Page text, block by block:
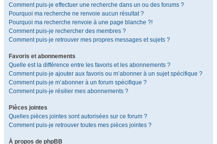
Comment puis-je effectuer une recherche dans un ou des forums ?
Pourquoi ma recherche ne renvoie aucun résultat ?
Pourquoi ma recherche renvoie à une page blanche ?!
Comment puis-je rechercher des membres ?
Comment puis-je retrouver mes propres messages et sujets ?
Favoris et abonnements
Quelle est la différence entre les favoris et les abonnements ?
Comment puis-je ajouter aux favoris ou m’abonner à un sujet spécifique ?
Comment puis-je m’abonner à un forum spécifique ?
Comment puis-je résilier mes abonnements ?
Pièces jointes
Quelles pièces jointes sont autorisées sur ce forum ?
Comment puis-je retrouver toutes mes pièces jointes ?
À propos de phpBB